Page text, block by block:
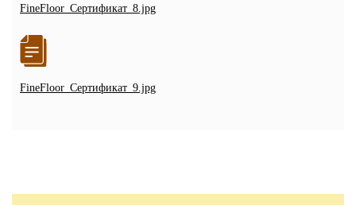
FineFloor_Сертификат_8.jpg
FineFloor_Сертификат_9.jpg